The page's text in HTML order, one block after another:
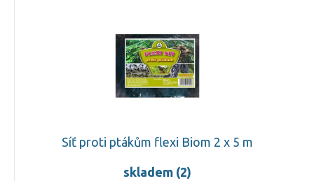
Síť proti ptákům flexi Biom 2 x 5 m
skladem (2)